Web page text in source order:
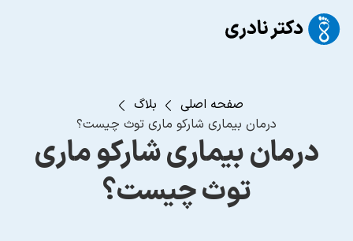
صفحه اصلی
بلاگ
درمان بیماری شارکو ماری توث چیست؟
درمان بیماری شارکو ماری
توث چیست؟